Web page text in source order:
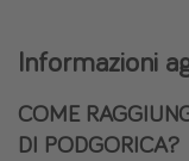
Informazioni
COME
DI PODGORICA?